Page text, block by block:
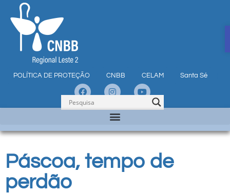
POLÍTICA DE PROTEÇÃO CNBB CELAM Santa Sé
Páscoa, tempo de
perdão